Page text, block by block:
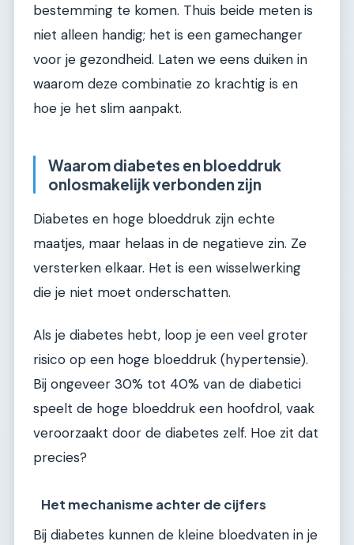
bestemming te komen. Thuis beide meten is
niet alleen handig; het is een gamechanger
voor je gezondheid. Laten we eens duiken in
waarom deze combinatie zo krachtig is en
hoe je het slim aanpakt.
Waarom diabetes en bloeddruk
onlosmakelijk verbonden zijn
Diabetes en hoge bloeddruk zijn echte
maatjes, maar helaas in de negatieve zin. Ze
versterken elkaar. Het is een wisselwerking
die je niet moet onderschatten.
Als je diabetes hebt, loop je een veel groter
risico op een hoge bloeddruk (hypertensie).
Bij ongeveer 30% tot 40% van de diabetici
speelt de hoge bloeddruk een hoofdrol, vaak
veroorzaakt door de diabetes zelf. Hoe zit dat
precies?
Het mechanisme achter de cijfers
Bij diabetes kunnen de kleine bloedvaten in je